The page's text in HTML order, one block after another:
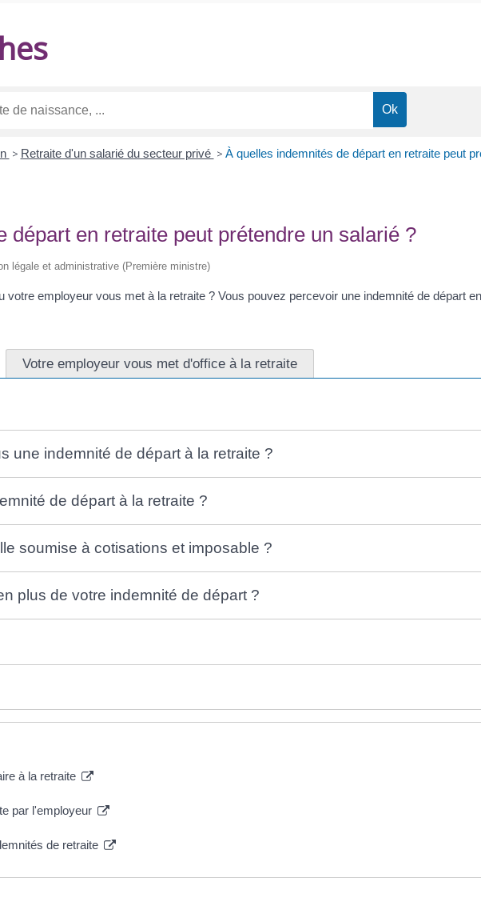
> Retraite d'un salarié du secteur privé > À quelles indemnités de départ en retraite peut
départ en retraite peut prétendre un salarié ?
légale et administrative (Première ministre)
votre employeur vous met à la retraite ? Vous pouvez percevoir une indemnité de départ
Votre employeur vous met d'office à la retraite
une indemnité de départ à la retraite ?
de départ à la retraite ?
soumise à cotisations et imposable ?
plus de votre indemnité de départ ?
à la retraite
par l'employeur
de retraite